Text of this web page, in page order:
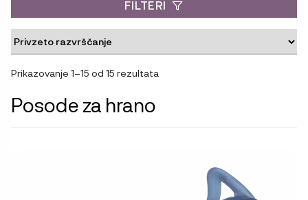
Prikazovanje 1–15 od 15 rezultata
Posode za hrano
FILTERI